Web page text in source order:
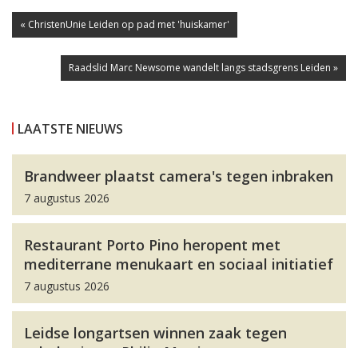
« ChristenUnie Leiden op pad met 'huiskamer'
Raadslid Marc Newsome wandelt langs stadsgrens Leiden »
LAATSTE NIEUWS
Brandweer plaatst camera's tegen inbraken
7 augustus 2026
Restaurant Porto Pino heropent met
mediterrane menukaart en sociaal initiatief
7 augustus 2026
Leidse longartsen winnen zaak tegen